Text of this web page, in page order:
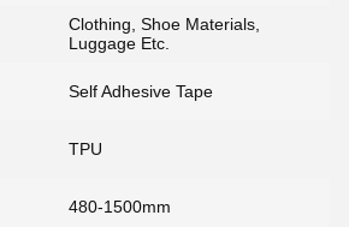
Clothing, Shoe Materials,
Luggage Etc.
Self Adhesive Tape
TPU
480-1500mm